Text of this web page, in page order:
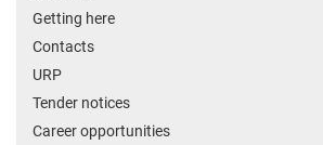
Getting here
Contacts
URP
Tender notices
Career opportunities